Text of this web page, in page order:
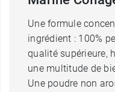
Une formule
ingrédient : 100%
qualité supérieure,
une multitude de
Une poudre non